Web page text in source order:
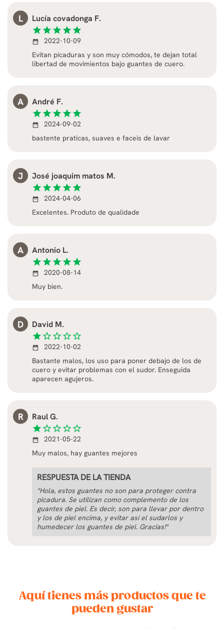
L Lucía covadonga F.
star star star star star
date_range
2022-10-09
Evitan picaduras y son muy cómodos, te dejan total
libertad de movimientos bajo guantes de cuero.
A André F.
star star star star star
date_range
2024-09-02
bastente praticas, suaves e faceis de lavar
J José joaquim matos M.
star star star star star
date_range
2024-04-06
Excelentes. Produto de qualidade
A Antonio L.
star star star star star
date_range
2020-08-14
Muy bien.
D David M.
star star_border star_border star_border star_border
date_range
2022-10-02
Bastante malos, los uso para poner debajo de los de
cuero y evitar problemas con el sudor. Enseguida
aparecen agujeros.
R Raul G.
star star_border star_border star_border star_border
date_range
2021-05-22
Muy malos, hay guantes mejores
RESPUESTA DE LA TIENDA
"Hola, estos guantes no son para proteger contra
picadura. Se utilizan como complemento de los
guantes de piel. Es decir, son para llevar por dentro
y los de piel encima, y evitar así el sudarlos y
humedecer los guantes de piel. Gracias!"
Aquí tienes más productos que te
pueden gustar